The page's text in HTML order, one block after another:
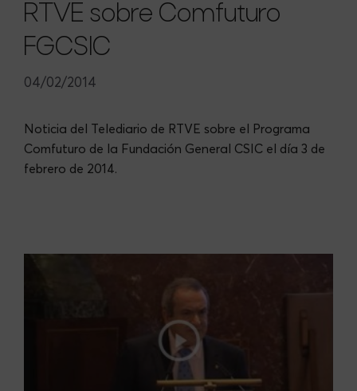
RTVE sobre Comfuturo
FGCSIC
04/02/2014
Noticia del Telediario de RTVE sobre el Programa
Comfuturo de la Fundación General CSIC el día 3 de
febrero de 2014.